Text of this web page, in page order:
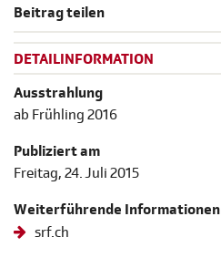
Beitrag teilen
DETAILINFORMATION
Ausstrahlung
ab Frühling 2016
Publiziert am
Freitag, 24. Juli 2015
Weiterführende Informationen
srf.ch